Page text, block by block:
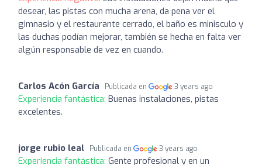
desear, las pistas con mucha arena, da pena ver el
gimnasio y el restaurante cerrado, el baño es minisculo y
las duchas podían mejorar, también se hecha en falta ver
algún responsable de vez en cuando.
Carlos Acón García Publicada en 3 years ago
Experiencia fantástica: Buenas instalaciones, pistas
excelentes.
jorge rubio leal Publicada en 3 years ago
Experiencia fantástica: Gente profesional y en un